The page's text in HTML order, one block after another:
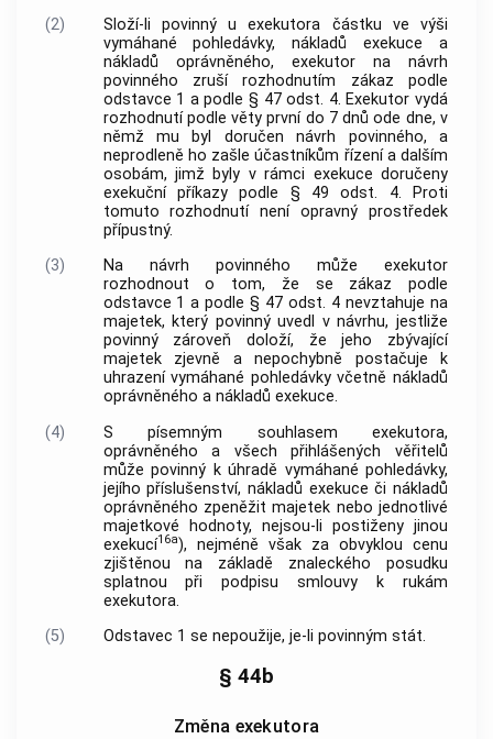
(2)
Složí-li povinný u exekutora částku ve výši
vymáhané pohledávky, nákladů exekuce a
nákladů oprávněného, exekutor na návrh
povinného zruší rozhodnutím zákaz podle
odstavce 1 a podle § 47 odst. 4. Exekutor vydá
rozhodnutí podle věty první do 7 dnů ode dne, v
němž mu byl doručen návrh povinného, a
neprodleně ho zašle účastníkům řízení a dalším
osobám, jimž byly v rámci exekuce doručeny
exekuční příkazy podle § 49 odst. 4. Proti
tomuto rozhodnutí není opravný prostředek
přípustný.
(3)
Na návrh povinného může exekutor
rozhodnout o tom, že se zákaz podle
odstavce 1 a podle § 47 odst. 4 nevztahuje na
majetek, který povinný uvedl v návrhu, jestliže
povinný zároveň doloží, že jeho zbývající
majetek zjevně a nepochybně postačuje k
uhrazení vymáhané pohledávky včetně nákladů
oprávněného a nákladů exekuce.
(4)
S písemným souhlasem exekutora,
oprávněného a všech přihlášených věřitelů
může povinný k úhradě vymáhané pohledávky,
jejího příslušenství, nákladů exekuce či nákladů
oprávněného zpeněžit majetek nebo jednotlivé
majetkové hodnoty, nejsou-li postiženy jinou
exekucí16a), nejméně však za obvyklou cenu
zjištěnou na základě znaleckého posudku
splatnou při podpisu smlouvy k rukám
exekutora.
(5)
Odstavec 1 se nepoužije, je-li povinným stát.
§ 44b
Změna exekutora